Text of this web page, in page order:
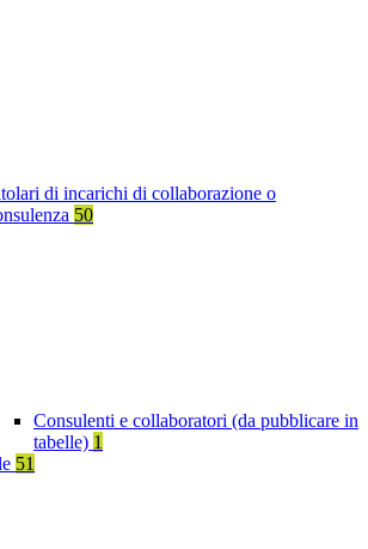
di incarichi di collaborazione o
50
Consulenti e collaboratori (da pubblicare in
tabelle) 1
51